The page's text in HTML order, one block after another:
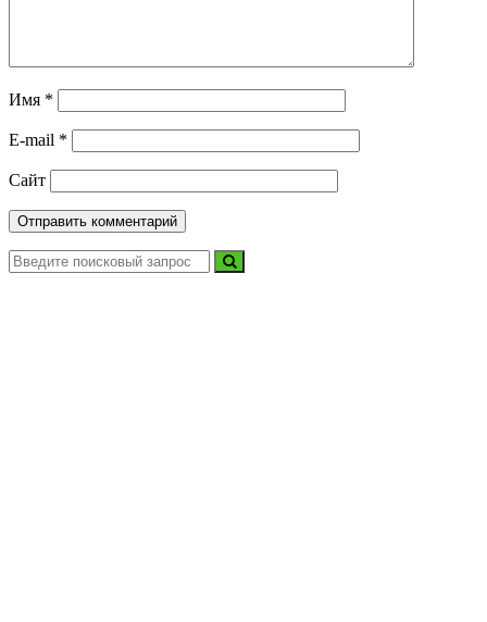
Имя *
E-mail *
Сайт